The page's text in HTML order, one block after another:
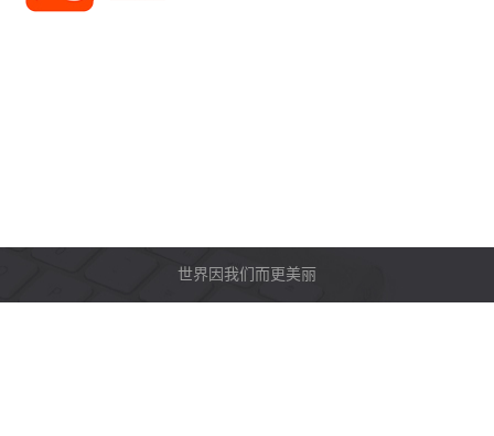
世界因我们而更美丽